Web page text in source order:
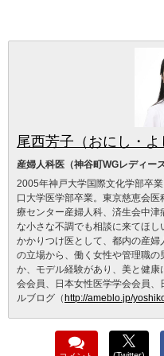
尾西芳子（おにし・よ
産婦人科医（神谷町WGレディー
2005年神戸大学国際文化学部卒
口大学医学部卒業。東京慈恵会
療センター産婦人科、済生会中
な小さな不調でも相談に来てほ
かかりつけ医として、都内の産
の立場から、働く女性や管理職
か、モデル経験があり、美と健
会会員、日本女性医学学会会員
ルブログ（ http://ameblo.jp/